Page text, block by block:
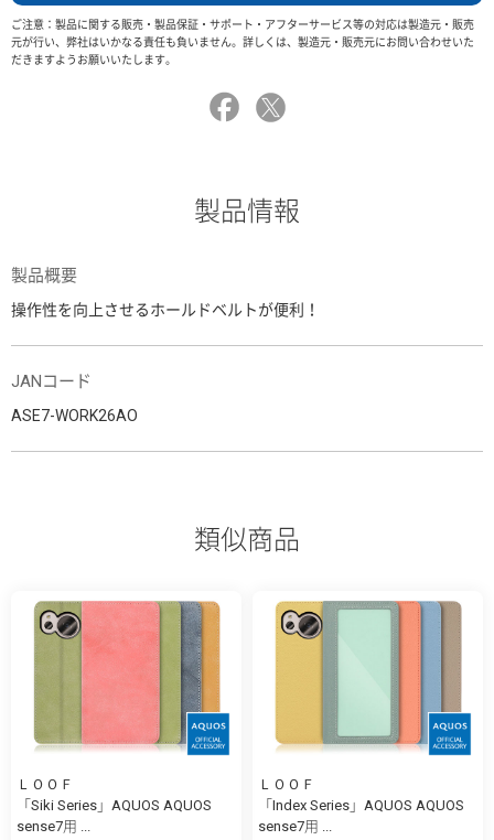
ご注意：製品に関する販売・製品保証・サポート・アフターサービス等の対応は製造元・販売
元が行い、弊社はいかなる責任も負いません。詳しくは、製造元・販売元にお問い合わせいた
だきますようお願いいたします。
製品情報
製品概要
操作性を向上させるホールドベルトが便利！
JANコード
ASE7-WORK26AO
類似商品
ＬＯＯＦ
「Siki Series」AQUOS AQUOS
sense7用 ...
ＬＯＯＦ
「Index Series」AQUOS AQUOS
sense7用 ...